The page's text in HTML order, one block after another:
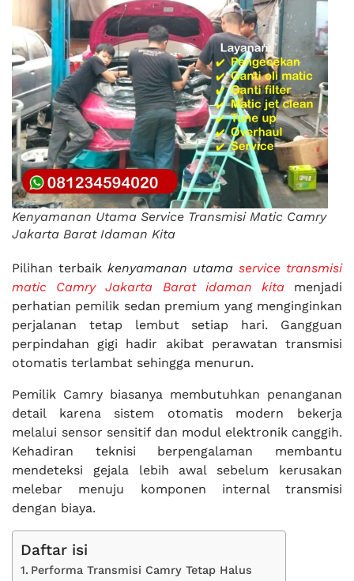
Kenyamanan Utama Service Transmisi Matic Camry
Jakarta Barat Idaman Kita
Pilihan terbaik kenyamanan utama service transmisi
matic Camry Jakarta Barat idaman kitamenjadi
perhatian pemilik sedan premium yang menginginkan
perjalanan tetap lembut setiap hari. Gangguan
perpindahan gigi hadir akibat perawatan transmisi
otomatis terlambat sehingga menurun.
Pemilik Camry biasanya membutuhkan penanganan
detail karena sistem otomatis modern bekerja
melalui sensor sensitif dan modul elektronik canggih.
Kehadiran teknisi berpengalaman membantu
mendeteksi gejala lebih awal sebelum kerusakan
melebar menuju komponen internal transmisi
dengan biaya.
Daftar isi
Performa Transmisi Camry Tetap Halus